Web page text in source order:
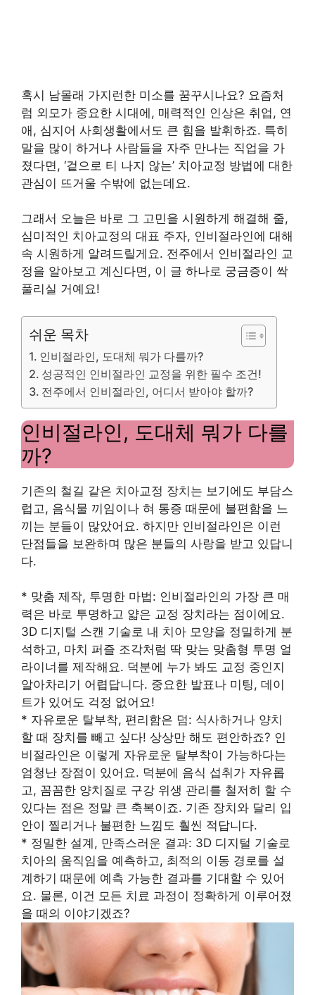
혹시 남몰래 가지런한 미소를 꿈꾸시나요? 요즘처
럼 외모가 중요한 시대에, 매력적인 인상은 취업, 연
애, 심지어 사회생활에서도 큰 힘을 발휘하죠. 특히
말을 많이 하거나 사람들을 자주 만나는 직업을 가
졌다면, ‘겉으로 티 나지 않는’ 치아교정 방법에 대한
관심이 뜨거울 수밖에 없는데요.
그래서 오늘은 바로 그 고민을 시원하게 해결해 줄,
심미적인 치아교정의 대표 주자, 인비절라인에 대해
속 시원하게 알려드릴게요. 전주에서 인비절라인 교
정을 알아보고 계신다면, 이 글 하나로 궁금증이 싹
풀리실 거예요!
쉬운 목차
인비절라인, 도대체 뭐가 다를까?
성공적인 인비절라인 교정을 위한 필수 조건!
전주에서 인비절라인, 어디서 받아야 할까?
인비절라인, 도대체 뭐가 다를
까?
기존의 철길 같은 치아교정 장치는 보기에도 부담스
럽고, 음식물 끼임이나 혀 통증 때문에 불편함을 느
끼는 분들이 많았어요. 하지만 인비절라인은 이런
단점들을 보완하며 많은 분들의 사랑을 받고 있답니
다.
* 맞춤 제작, 투명한 마법: 인비절라인의 가장 큰 매
력은 바로 투명하고 얇은 교정 장치라는 점이에요.
3D 디지털 스캔 기술로 내 치아 모양을 정밀하게 분
석하고, 마치 퍼즐 조각처럼 딱 맞는 맞춤형 투명 얼
라이너를 제작해요. 덕분에 누가 봐도 교정 중인지
알아차리기 어렵답니다. 중요한 발표나 미팅, 데이
트가 있어도 걱정 없어요!
* 자유로운 탈부착, 편리함은 덤: 식사하거나 양치
할 때 장치를 빼고 싶다! 상상만 해도 편안하죠? 인
비절라인은 이렇게 자유로운 탈부착이 가능하다는
엄청난 장점이 있어요. 덕분에 음식 섭취가 자유롭
고, 꼼꼼한 양치질로 구강 위생 관리를 철저히 할 수
있다는 점은 정말 큰 축복이죠. 기존 장치와 달리 입
안이 찔리거나 불편한 느낌도 훨씬 적답니다.
* 정밀한 설계, 만족스러운 결과: 3D 디지털 기술로
치아의 움직임을 예측하고, 최적의 이동 경로를 설
계하기 때문에 예측 가능한 결과를 기대할 수 있어
요. 물론, 이건 모든 치료 과정이 정확하게 이루어졌
을 때의 이야기겠죠?